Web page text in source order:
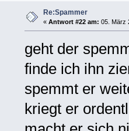
Re:Spammer
« Antwort #22 am: 05. März
geht der
finde ich ihn
spemmt er
kriegt er